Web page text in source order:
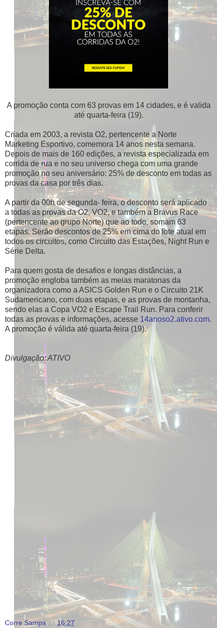
A promoção conta com 63 provas em 14 cidades, e é valida
até quarta-feira (19).
Criada em 2003, a revista O2, pertencente a Norte
Marketing Esportivo, comemora 14 anos nesta semana.
Depois de mais de 160 edições, a revista especializada em
corrida de rua e no seu universo chega com uma grande
promoção no seu aniversário: 25% de desconto em todas as
provas da casa por três dias.
A partir da 00h de segunda- feira, o desconto será aplicado
a todas as provas da O2, VO2, e também a Bravus Race
(pertencente ao grupo Norte) que ao todo, somam 63
etapas. Serão descontos de 25% em cima do lote atual em
todos os circuitos, como Circuito das Estações, Night Run e
Série Delta.
Para quem gosta de desafios e longas distâncias, a
promoção engloba também as meias maratonas da
organizadora como a ASICS Golden Run e o Circuito 21K
Sudamericano, com duas etapas, e as provas de montanha,
sendo elas a Copa VO2 e Escape Trail Run. Para conferir
todas as provas e informações, acesse 14anoso2.ativo.com.
A promoção é válida até quarta-feira (19).
Divulgação: ATIVO
Corre Sampa às16:27